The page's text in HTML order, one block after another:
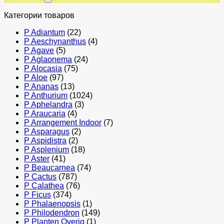
Категории товаров
P Adiantum (22)
P Aeschynanthus (4)
P Agave (5)
P Aglaonema (24)
P Alocasia (75)
P Aloe (97)
P Ananas (13)
P Anthurium (1024)
P Aphelandra (3)
P Araucaria (4)
P Arrangement Indoor (7)
P Asparagus (2)
P Aspidistra (2)
P Asplenium (18)
P Aster (41)
P Beaucarnea (74)
P Cactus (787)
P Calathea (76)
P Ficus (374)
P Phalaenopsis (1)
P Philodendron (149)
P Planten Overig (1)